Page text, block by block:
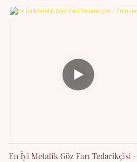
toptan satışı, özel etiket özelleştirme
En İyi Metalik Göz Farı Tedarikçisi -